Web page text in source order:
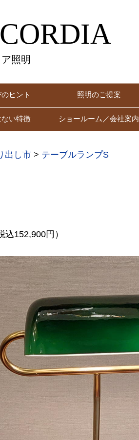
照明
ヒント 照明のご提案
い特徴 ショールーム／会社案内
出し市 > テーブルランプS
込152,900円）